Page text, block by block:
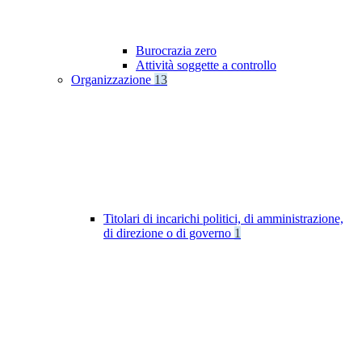
Burocrazia zero
Attività soggette a controllo
Organizzazione 13
Titolari di incarichi politici, di amministrazione,
di direzione o di governo 1